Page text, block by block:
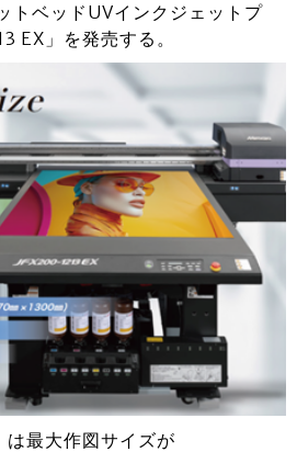
トベッドUVインクジェットプ
EX」を発売する。
は最大作図サイズが